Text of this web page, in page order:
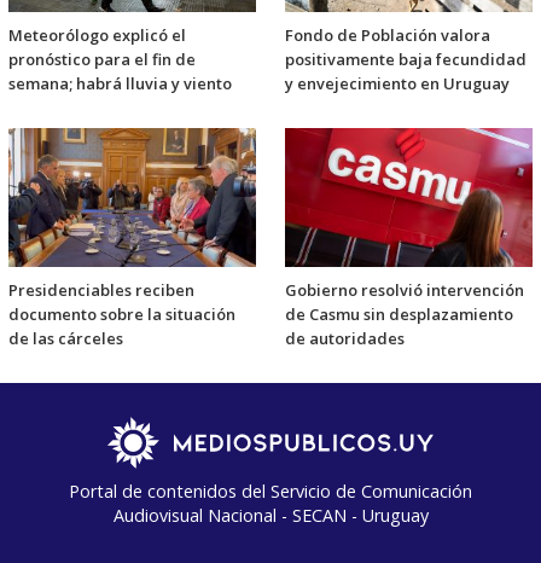
Meteorólogo explicó el
pronóstico para el fin de
semana; habrá lluvia y viento
Fondo de Población valora
positivamente baja fecundidad
y envejecimiento en Uruguay
Presidenciables reciben
documento sobre la situación
de las cárceles
Gobierno resolvió intervención
de Casmu sin desplazamiento
de autoridades
Portal de contenidos del Servicio de Comunicación
Audiovisual Nacional - SECAN - Uruguay